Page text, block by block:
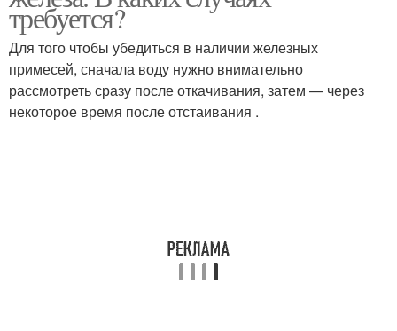
требуется?
Для того чтобы убедиться в наличии железных
примесей, сначала воду нужно внимательно
рассмотреть сразу после откачивания, затем — через
некоторое время после отстаивания .